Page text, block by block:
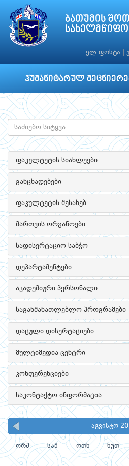
ბათუმის
სახელმწიფო
ელ.ფოსტა
ჰუმანიტარულ
ფაკულტეტის სიახლეები
განცხადებები
ფაკულტეტის შესახებ
მართვის ორგანოები
სადისერტაციო საბჭო
დეპარტამენტები
აკადემიური პერსონალი
საგანმანათლებლო პროგრამები
დაცული დისერტაციები
მულტიმედია ცენტრი
კონფერენციები
საკონტაქტო ინფორმაცია
აგვისტო
ორშ სამ ოთხ ხუთ